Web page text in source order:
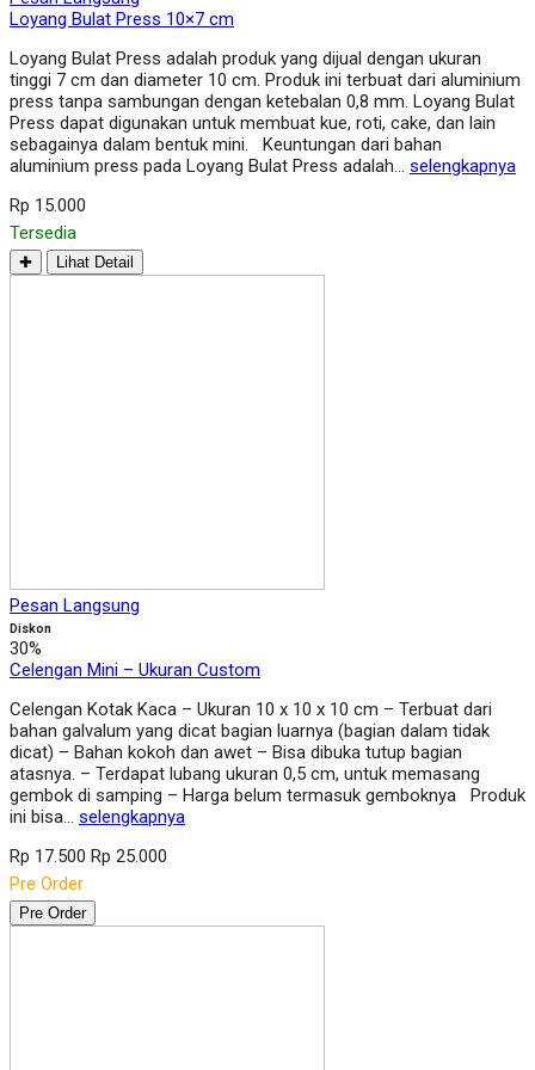
Loyang Bulat Press 10×7 cm
Loyang Bulat Press adalah produk yang dijual dengan ukuran
tinggi 7 cm dan diameter 10 cm. Produk ini terbuat dari aluminium
press tanpa sambungan dengan ketebalan 0,8 mm. Loyang Bulat
Press dapat digunakan untuk membuat kue, roti, cake, dan lain
sebagainya dalam bentuk mini. Keuntungan dari bahan
aluminium press pada Loyang Bulat Press adalah… selengkapnya
Rp 15.000
Tersedia
✚ Lihat Detail
Pesan Langsung
Diskon
30%
Celengan Mini – Ukuran Custom
Celengan Kotak Kaca – Ukuran 10 x 10 x 10 cm – Terbuat dari
bahan galvalum yang dicat bagian luarnya (bagian dalam tidak
dicat) – Bahan kokoh dan awet – Bisa dibuka tutup bagian
atasnya. – Terdapat lubang ukuran 0,5 cm, untuk memasang
gembok di samping – Harga belum termasuk gemboknya Produk
ini bisa… selengkapnya
Rp 17.500 Rp 25.000
Pre Order
Pre Order